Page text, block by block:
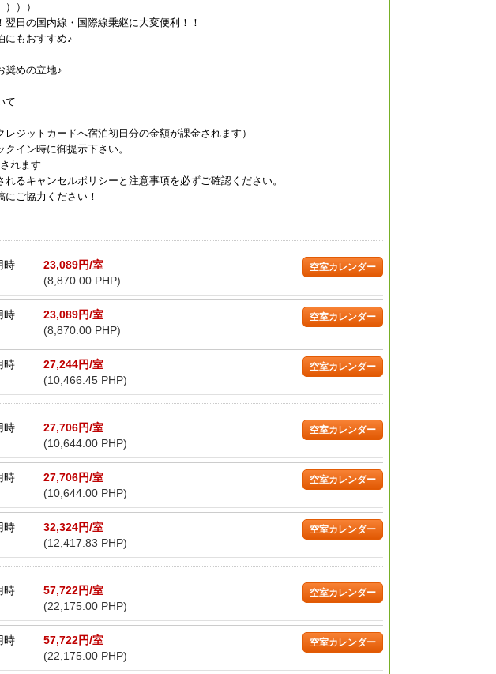
））
日の国内線・国際線乗継に大変便利！！
にもおすすめ♪
奨めの立地♪
て
ジットカードへ宿泊初日分の金額が課金されます）
イン時に御提示下さい。
れます
るキャンセルポリシーと注意事項を必ずご確認ください。
ご協力ください！
時
23,089円/室
(8,870.00 PHP)
空室カレンダー
時
23,089円/室
(8,870.00 PHP)
空室カレンダー
時
27,244円/室
(10,466.45 PHP)
空室カレンダー
時
27,706円/室
(10,644.00 PHP)
空室カレンダー
時
27,706円/室
(10,644.00 PHP)
空室カレンダー
時
32,324円/室
(12,417.83 PHP)
空室カレンダー
時
57,722円/室
(22,175.00 PHP)
空室カレンダー
時
57,722円/室
(22,175.00 PHP)
空室カレンダー